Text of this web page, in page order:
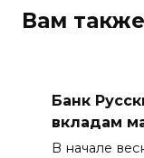
Вам
Банк
вкладам
В начале